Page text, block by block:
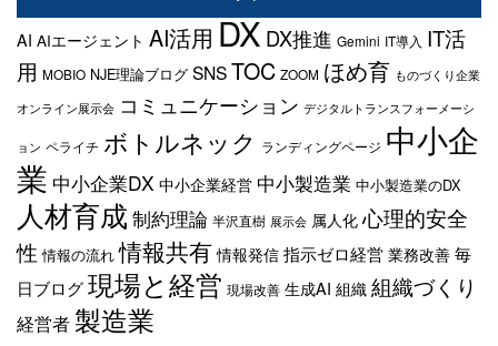
AI AIエージェント AI活用 DXDX推進 Gemini IT導入 IT活
用 MOBIO NJE理論ブログ SNSTOC ZOOM ほめ育 ものづくり企業
オンライン展示会 コミュニケーション デジタルトランスフォーメーシ
ョン ペライチ ボトルネック ランディングページ 中小企
業 中小企業DX 中小企業経営 中小製造業 中小製造業のDX
人材育成 制約理論 半沢直樹 展示会 属人化 心理的安全
性 情報の流れ 情報共有 情報発信 指示ゼロ経営 業務改善 毎
日ブログ現場と経営 現場改善 生成AI 組織 組織づくり
経営者 製造業